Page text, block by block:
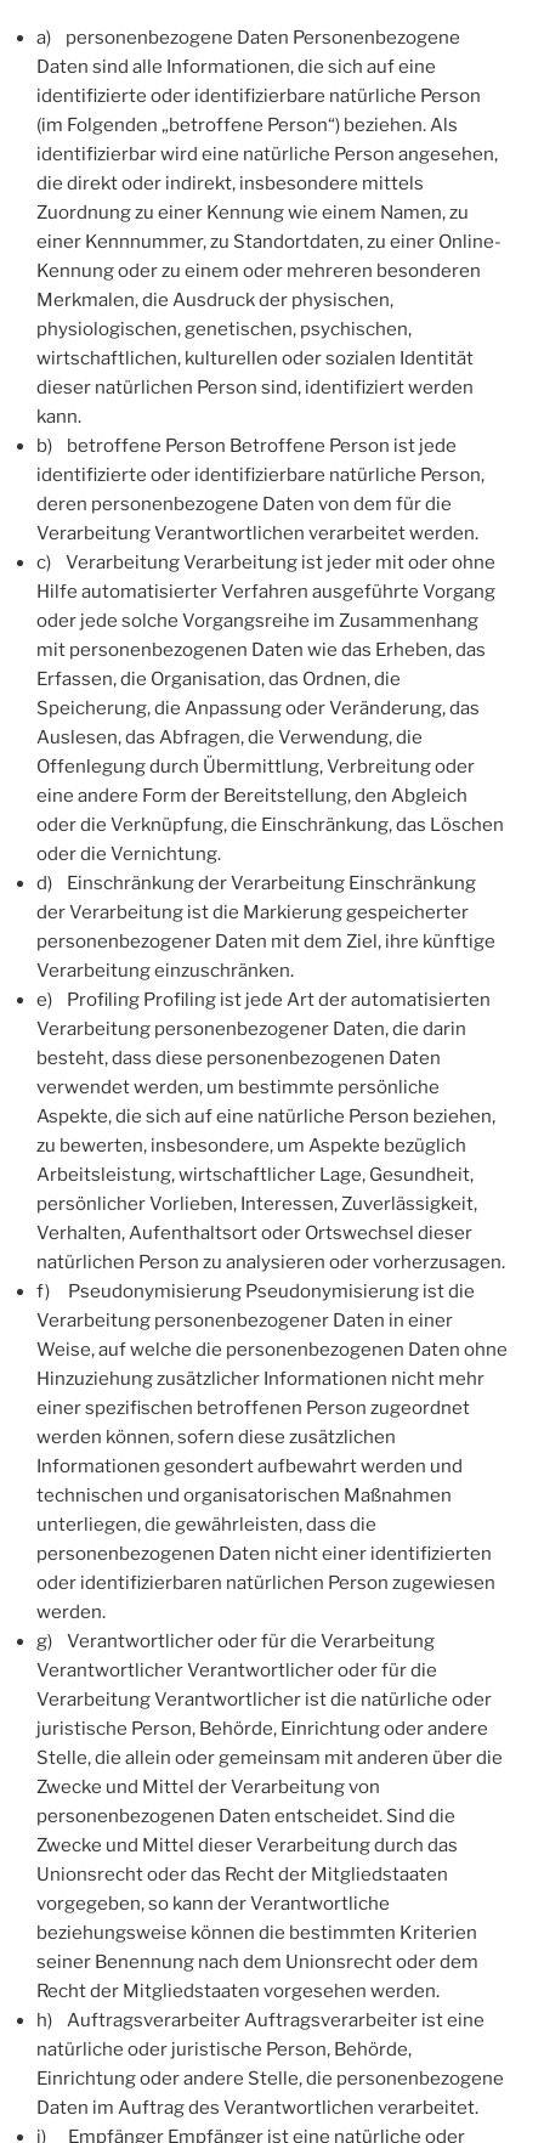
a) personenbezogene Daten Personenbezogene
Daten sind alle Informationen, die sich auf eine
identifizierte oder identifizierbare natürliche Person
(im Folgenden „betroffene Person“) beziehen. Als
identifizierbar wird eine natürliche Person angesehen,
die direkt oder indirekt, insbesondere mittels
Zuordnung zu einer Kennung wie einem Namen, zu
einer Kennnummer, zu Standortdaten, zu einer Online-
Kennung oder zu einem oder mehreren besonderen
Merkmalen, die Ausdruck der physischen,
physiologischen, genetischen, psychischen,
wirtschaftlichen, kulturellen oder sozialen Identität
dieser natürlichen Person sind, identifiziert werden
kann.
b) betroffene Person Betroffene Person ist jede
identifizierte oder identifizierbare natürliche Person,
deren personenbezogene Daten von dem für die
Verarbeitung Verantwortlichen verarbeitet werden.
c) Verarbeitung Verarbeitung ist jeder mit oder ohne
Hilfe automatisierter Verfahren ausgeführte Vorgang
oder jede solche Vorgangsreihe im Zusammenhang
mit personenbezogenen Daten wie das Erheben, das
Erfassen, die Organisation, das Ordnen, die
Speicherung, die Anpassung oder Veränderung, das
Auslesen, das Abfragen, die Verwendung, die
Offenlegung durch Übermittlung, Verbreitung oder
eine andere Form der Bereitstellung, den Abgleich
oder die Verknüpfung, die Einschränkung, das Löschen
oder die Vernichtung.
d) Einschränkung der Verarbeitung Einschränkung
der Verarbeitung ist die Markierung gespeicherter
personenbezogener Daten mit dem Ziel, ihre künftige
Verarbeitung einzuschränken.
e) Profiling Profiling ist jede Art der automatisierten
Verarbeitung personenbezogener Daten, die darin
besteht, dass diese personenbezogenen Daten
verwendet werden, um bestimmte persönliche
Aspekte, die sich auf eine natürliche Person beziehen,
zu bewerten, insbesondere, um Aspekte bezüglich
Arbeitsleistung, wirtschaftlicher Lage, Gesundheit,
persönlicher Vorlieben, Interessen, Zuverlässigkeit,
Verhalten, Aufenthaltsort oder Ortswechsel dieser
natürlichen Person zu analysieren oder vorherzusagen.
f) Pseudonymisierung Pseudonymisierung ist die
Verarbeitung personenbezogener Daten in einer
Weise, auf welche die personenbezogenen Daten ohne
Hinzuziehung zusätzlicher Informationen nicht mehr
einer spezifischen betroffenen Person zugeordnet
werden können, sofern diese zusätzlichen
Informationen gesondert aufbewahrt werden und
technischen und organisatorischen Maßnahmen
unterliegen, die gewährleisten, dass die
personenbezogenen Daten nicht einer identifizierten
oder identifizierbaren natürlichen Person zugewiesen
werden.
g) Verantwortlicher oder für die Verarbeitung
Verantwortlicher Verantwortlicher oder für die
Verarbeitung Verantwortlicher ist die natürliche oder
juristische Person, Behörde, Einrichtung oder andere
Stelle, die allein oder gemeinsam mit anderen über die
Zwecke und Mittel der Verarbeitung von
personenbezogenen Daten entscheidet. Sind die
Zwecke und Mittel dieser Verarbeitung durch das
Unionsrecht oder das Recht der Mitgliedstaaten
vorgegeben, so kann der Verantwortliche
beziehungsweise können die bestimmten Kriterien
seiner Benennung nach dem Unionsrecht oder dem
Recht der Mitgliedstaaten vorgesehen werden.
h) Auftragsverarbeiter Auftragsverarbeiter ist eine
natürliche oder juristische Person, Behörde,
Einrichtung oder andere Stelle, die personenbezogene
Daten im Auftrag des Verantwortlichen verarbeitet.
i) Empfänger Empfänger ist eine natürliche oder